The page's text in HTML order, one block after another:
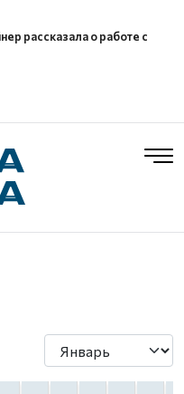
рассказала о работе с